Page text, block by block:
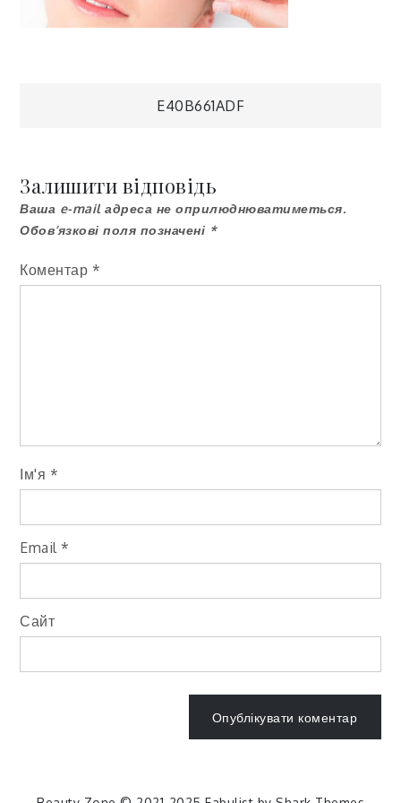
Навігація
записів
E40B661ADF
Залишити відповідь
Ваша e-mail адреса не оприлюднюватиметься.
Обов’язкові поля позначені *
Коментар *
Ім'я *
Email *
Сайт